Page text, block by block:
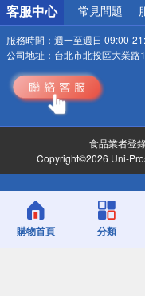
客服中心 常見問題
服務時間： 週一至週日 09:00-
公司地址： 台北市北投區大業路
食品業者登
Copyright©2026 Uni-
購物首頁 分類